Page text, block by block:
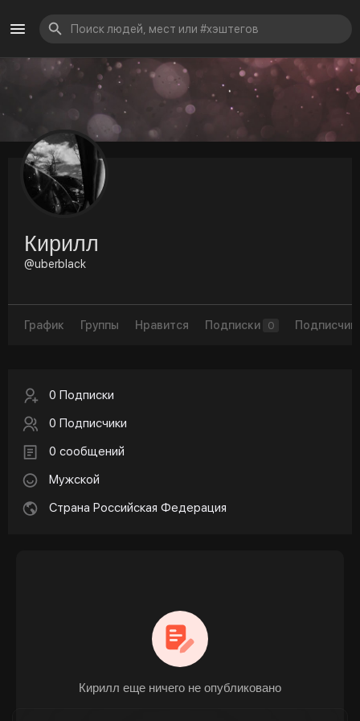
Кирилл
@uberblack
График Группы Нравится Подписки 0
0 Подписки
0 Подписчики
0 сообщений
Мужской
Страна Российская Федерация
Кирилл еще ничего не опубликовано